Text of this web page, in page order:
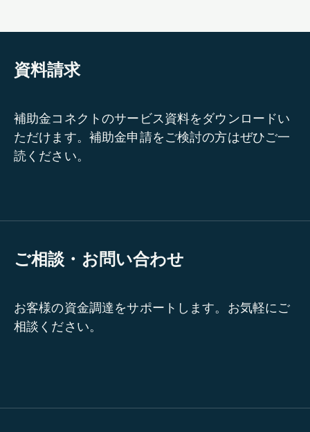
資料請求
補助金コネクトのサービス資料をダウンロードい
ただけます。補助金申請をご検討の方はぜひご一
読ください。
ご相談・お問い合わせ
お客様の資金調達をサポートします。お気軽にご
相談ください。